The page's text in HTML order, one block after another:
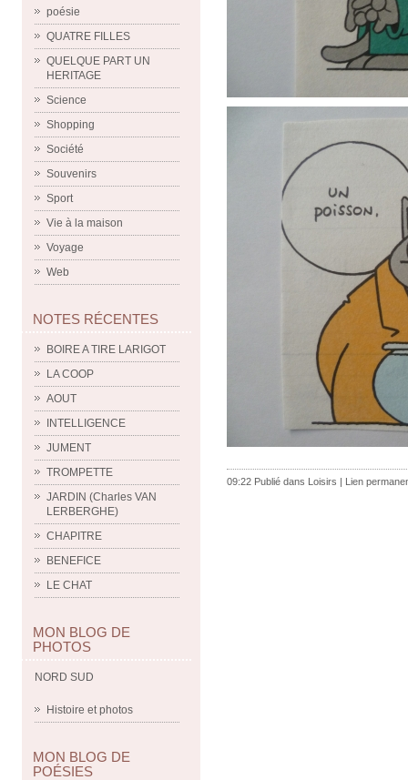
poésie
QUATRE FILLES
QUELQUE PART UN
HERITAGE
Science
Shopping
Société
Souvenirs
Sport
Vie à la maison
Voyage
Web
NOTES RÉCENTES
BOIRE A TIRE LARIGOT
LA COOP
AOUT
INTELLIGENCE
JUMENT
TROMPETTE
JARDIN (Charles VAN
LERBERGHE)
CHAPITRE
BENEFICE
LE CHAT
MON BLOG DE
PHOTOS
NORD SUD
Histoire et photos
MON BLOG DE
POÉSIES
09:22 Publié dans Loisirs | Lien